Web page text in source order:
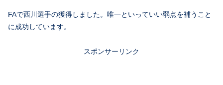
FAで西川選手の獲得しました。唯一といっていい弱点を補うこと
に成功しています。
スポンサーリンク